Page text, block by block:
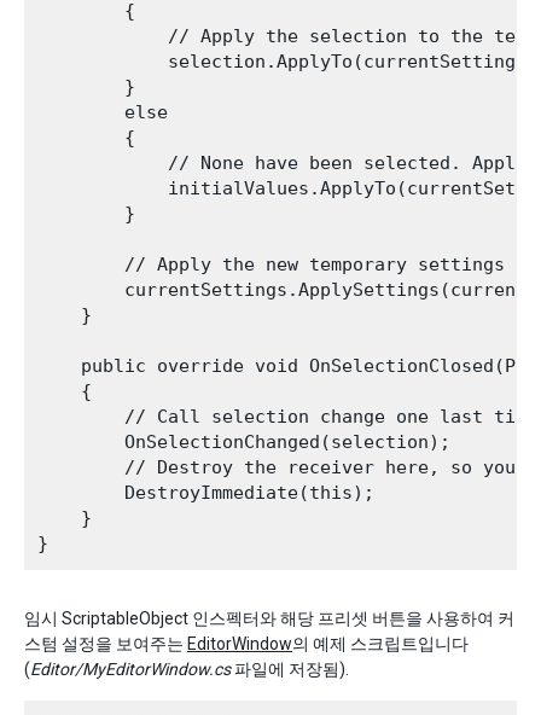
        {
// Apply the selection to the
        }
        else
        {
// None have been selected.
        }
// Apply the new temporary settings
    }
public override void
    {
// Call selection change one last
        OnSelectionChanged(selection);
// Destroy the receiver here, so you
        DestroyImmediate(this);
    }
임시 ScriptableObject 인스펙터와 해당 프리셋 버튼을 사용하여 커
스텀 설정을 보여주는 EditorWindow의 예제 스크립트입니다
(Editor/MyEditorWindow.cs파일에 저장됨).